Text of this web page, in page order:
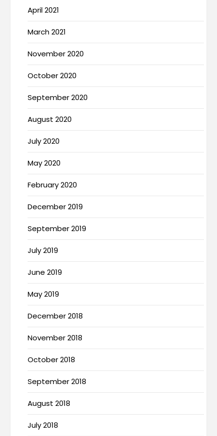
April 2021
March 2021
November 2020
October 2020
September 2020
August 2020
July 2020
May 2020
February 2020
December 2019
September 2019
July 2019
June 2019
May 2019
December 2018
November 2018
October 2018
September 2018
August 2018
July 2018